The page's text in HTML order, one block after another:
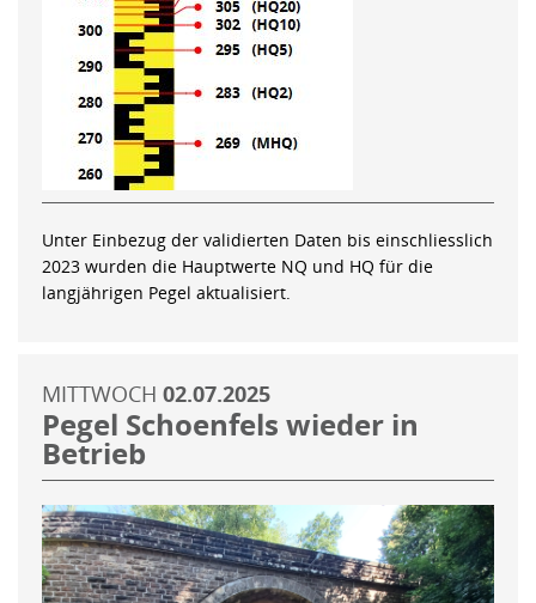
Unter Einbezug der validierten Daten bis einschliesslich
2023 wurden die Hauptwerte NQ und HQ für die
langjährigen Pegel aktualisiert.
MITTWOCH 02.07.2025
Pegel Schoenfels wieder in
Betrieb